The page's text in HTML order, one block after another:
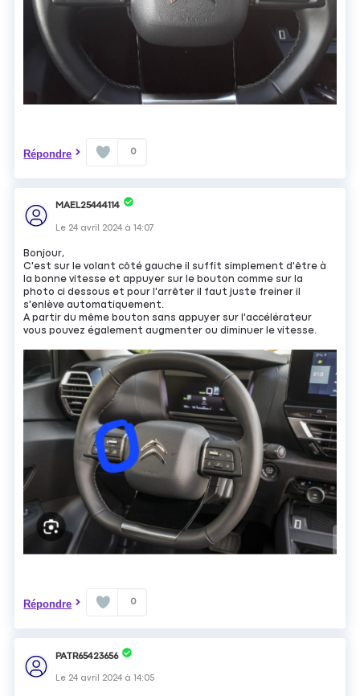
Répondre 0
MAEL25444114
Le 24 avril 2024 à14:07
Bonjour,
C'est sur le volant côté gauche il suffit simplement d'être à
la bonne vitesse et appuyer sur le bouton comme sur la
photo ci dessous et pour l'arrêter il faut juste freiner il
s'enlève automatiquement.
A partir du même bouton sans appuyer sur l'accélérateur
vous pouvez également augmenter ou diminuer le vitesse.
Répondre 0
PATR65423656
Le 24 avril 2024 à14:05